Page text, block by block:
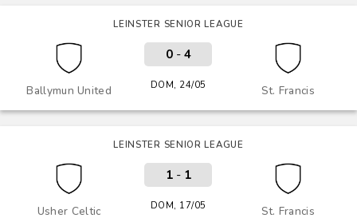
LEINSTER SENIOR LEAGUE
Ballymun United St. Francis
0- 4
DOM, 24/05
LEINSTER SENIOR LEAGUE
Usher Celtic St. Francis
1- 1
DOM, 17/05